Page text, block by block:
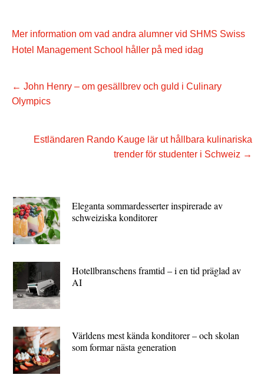
Mer information om vad andra alumner vid SHMS Swiss
Hotel Management School håller på med idag
← John Henry – om gesällbrev och guld i Culinary
Olympics
Estländaren Rando Kauge lär ut hållbara kulinariska
trender för studenter i Schweiz →
Eleganta sommardesserter inspirerade av
schweiziska konditorer
Hotellbranschens framtid – i en tid präglad av
AI
Världens mest kända konditorer – och skolan
som formar nästa generation